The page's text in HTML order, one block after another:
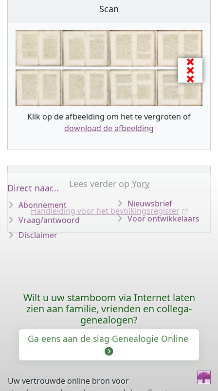
Scan
Klik op de afbeelding om het te vergroten of
download de afbeelding
Lees verder op Yory
Handleiding voor het bevolkingsregister
Direct naar...
Abonnement
Vraag/antwoord
Disclaimer
Nieuwsbrief
Voor ontwikkelaars
Wilt u uw stamboom via Internet laten
zien aan familie, vrienden en collega-
genealogen?
Ga eens aan de slag Genealogie Online
Uw vertrouwde online bron voor